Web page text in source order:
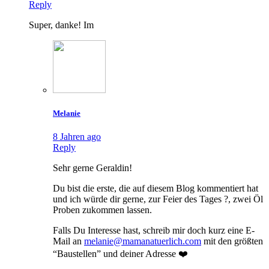
Reply
Super, danke! Im
Melanie
8 Jahren ago
Reply
Sehr gerne Geraldin!
Du bist die erste, die auf diesem Blog kommentiert hat
und ich würde dir gerne, zur Feier des Tages ?, zwei Öl
Proben zukommen lassen.
Falls Du Interesse hast, schreib mir doch kurz eine E-
Mail an melanie@mamanatuerlich.com mit den größten
“Baustellen” und deiner Adresse ❤️